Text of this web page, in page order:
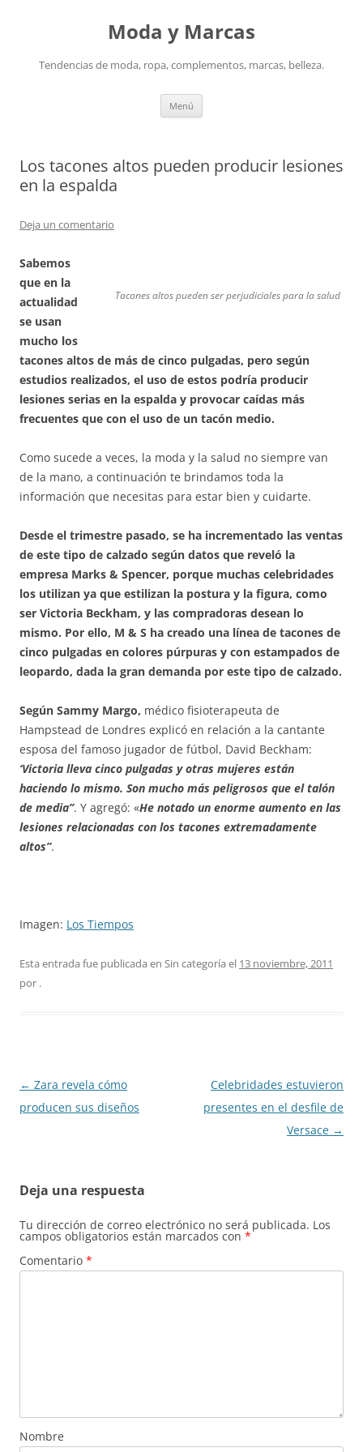
Moda y Marcas
Tendencias de moda, ropa, complementos, marcas, belleza.
Menú
Los tacones altos pueden producir lesiones
en la espalda
Deja un comentario
Tacones altos pueden ser perjudiciales para la salud
Sabemos
que en la
actualidad
se usan
mucho los
tacones altos de más de cinco pulgadas, pero según
estudios realizados, el uso de estos podría producir
lesiones serias en la espalda y provocar caídas más
frecuentes que con el uso de un tacón medio.
Como sucede a veces, la moda y la salud no siempre van
de la mano, a continuación te brindamos toda la
información que necesitas para estar bien y cuidarte.
Desde el trimestre pasado, se ha incrementado las ventas
de este tipo de calzado según datos que reveló la
empresa Marks & Spencer, porque muchas celebridades
los utilizan ya que estilizan la postura y la figura, como
ser Victoria Beckham, y las compradoras desean lo
mismo. Por ello, M & S ha creado una línea de tacones de
cinco pulgadas en colores púrpuras y con estampados de
leopardo, dada la gran demanda por este tipo de calzado.
Según Sammy Margo, médico fisioterapeuta de
Hampstead de Londres explicó en relación a la cantante
esposa del famoso jugador de fútbol, David Beckham:
‘Victoria lleva cinco pulgadas y otras mujeres están
haciendo lo mismo. Son mucho más peligrosos que el talón
de media”. Y agregó: «He notado un enorme aumento en las
lesiones relacionadas con los tacones extremadamente
altos”.
Imagen: Los Tiempos
Esta entrada fue publicada en Sin categoría el 13 noviembre, 2011
por .
Navegación
de
← Zara revela cómo
producen sus diseños
Celebridades estuvieron
presentes en el desfile de
Versace →
Deja una respuesta
Tu dirección de correo electrónico no será publicada. Los
campos obligatorios están marcados con *
Comentario *
Nombre